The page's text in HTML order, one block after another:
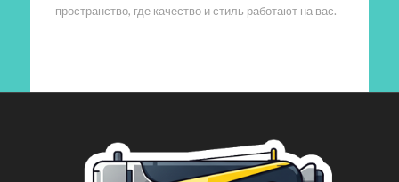
пространство, где качество и стиль работают на вас.